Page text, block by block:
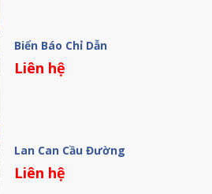
Biển Báo Chỉ Dẫn
Liên hệ
Lan Can Cầu Đường
Liên hệ